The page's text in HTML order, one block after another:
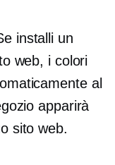
installi un
web, i colori
al
apparirà
sito web.